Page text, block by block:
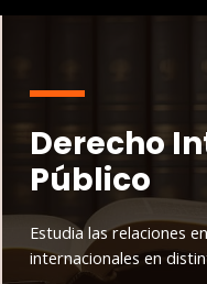
Derecho
Público
Estudia las relaciones
internacionales en